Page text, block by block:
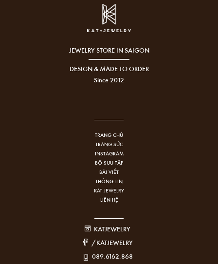
JEWELRY STORE IN SAIGON
DESIGN & MADE TO ORDER
Since 2012
TRANG CHỦ
TRANG SỨC
INSTAGRAM
BỘ SƯU TẬP
BÀI VIẾT
THÔNG TIN
KAT JEWELRY
LIÊN HỆ
KATJEWELRY
/KATJEWELRY
089.6162.868